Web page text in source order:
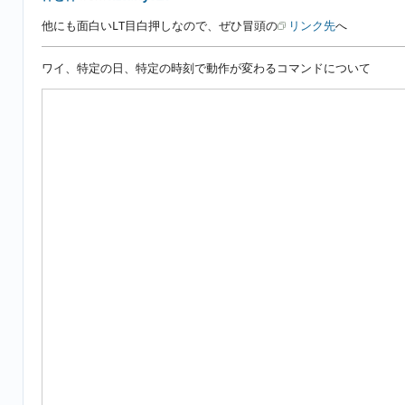
他にも面白いLT目白押しなので、ぜひ冒頭の
リンク先へ
ワイ、特定の日、特定の時刻で動作が変わるコマンドについて